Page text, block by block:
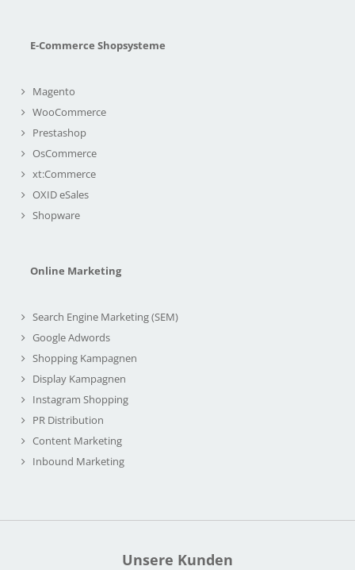
E-Commerce Shopsysteme
Magento
WooCommerce
Prestashop
OsCommerce
xt:Commerce
OXID eSales
Shopware
Online Marketing
Search Engine Marketing (SEM)
Google Adwords
Shopping Kampagnen
Display Kampagnen
Instagram Shopping
PR Distribution
Content Marketing
Inbound Marketing
Unsere Kunden